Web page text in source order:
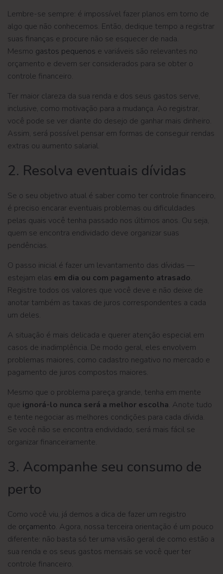
Lembre-se sempre: é impossível fazer planos em torno de
algo que não conhecemos. Então, dedique tempo a registrar
suas finanças e procure não se esquecer de nada.
Mesmo gastos pequenos e variáveis são relevantes no
orçamento e devem ser considerados para se obter o
controle financeiro.
Ter maior clareza da sua renda e dos seus gastos serve,
inclusive, como motivação para a mudança. Ao registrar,
você pode se ver diante do desejo de ganhar mais dinheiro.
Assim, será possível pensar em formas de conseguir rendas
extras ou aumento salarial.
2. Resolva eventuais dívidas
Se o seu objetivo atual é saber como ter controle financeiro,
é preciso encarar eventuais problemas ou dificuldades
pelas quais você tenha passado nos últimos anos. Ou seja,
quem se encontra endividado deve organizar suas
pendências.
O passo inicial é fazer um levantamento das dívidas —
estejam elas em dia ou com pagamento atrasado.
Registre todos os valores que você deve e não deixe de
anotar também as taxas de juros correspondentes a cada
um deles.
A situação é mais delicada e querer atenção especial em
casos de inadimplência. De modo geral, eles envolvem
problemas maiores, como cadastro negativo no mercado e
pagamento de juros compostos maiores.
Mesmo que o problema pareça grande, tenha em mente
que ignorá-lo nunca será a melhor escolha. Anote tudo
e tente negociar as melhores condições para cada dívida.
Se você não se encontra endividado, será mais fácil se
organizar financeiramente.
3. Acompanhe seu consumo de
perto
Como você viu, já demos a dica de fazer um registro
de orçamento. Agora, nossa terceira orientação é um pouco
diferente: não basta só ter uma visão geral de como estão a
sua renda e os seus gastos mensais se você quer ter
controle financeiro.